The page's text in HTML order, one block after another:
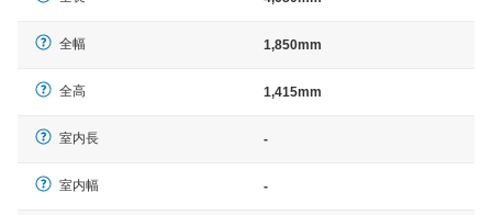
全幅 1,850mm
全高 1,415mm
室内長 -
室内幅 -